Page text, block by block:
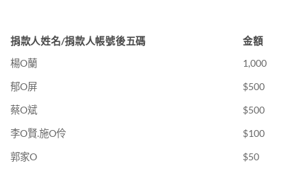
捐款人姓名/捐款人帳號後五碼
金額
楊O蘭
1,000
郁O屏
$500
蔡O斌
$500
李O賢.施O伶
$100
郭家O
$50